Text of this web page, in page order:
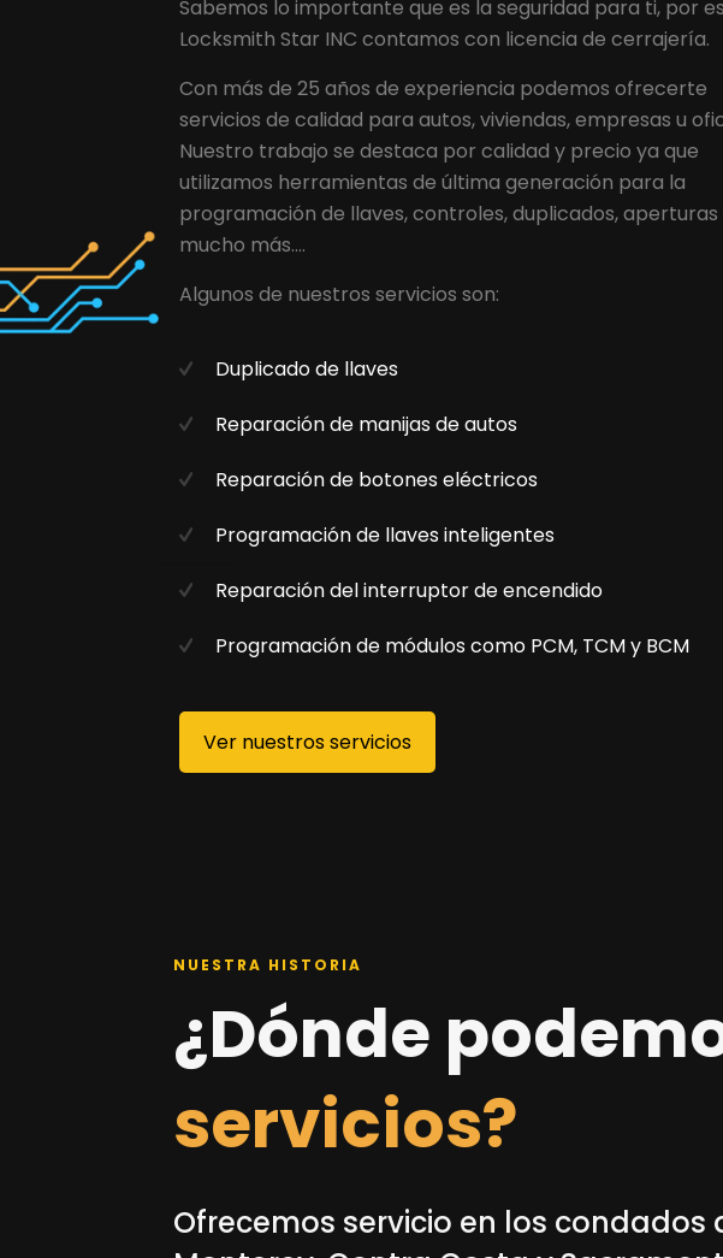
Sabemos lo importante que es la seguridad para ti, por
Locksmith Star INC contamos con licencia de cerrajería.
Con más de 25 años de experiencia podemos ofrecerte
servicios de calidad para autos, viviendas, empresas u
Nuestro trabajo se destaca por calidad y precio ya que
utilizamos herramientas de última generación para la
programación de llaves, controles, duplicados, aperturas
mucho más....
Algunos de nuestros servicios son:
Duplicado de llaves
Reparación de manijas de autos
Reparación de botones eléctricos
Programación de llaves inteligentes
Reparación del interruptor de encendido
Programación de módulos como PCM, TCM y BCM
Ver nuestros servicios
NUESTRA HISTORIA
¿Dónde
servicios?
Ofrecemos servicio en los condados